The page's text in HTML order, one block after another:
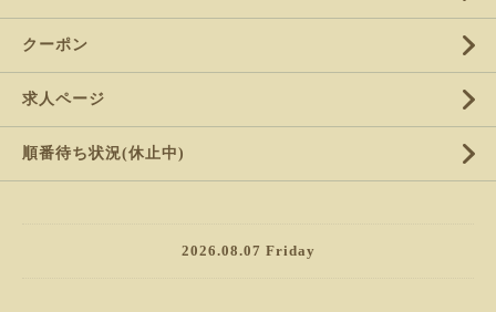
クーポン
求人ページ
順番待ち状況(休止中)
2026.08.07 Friday